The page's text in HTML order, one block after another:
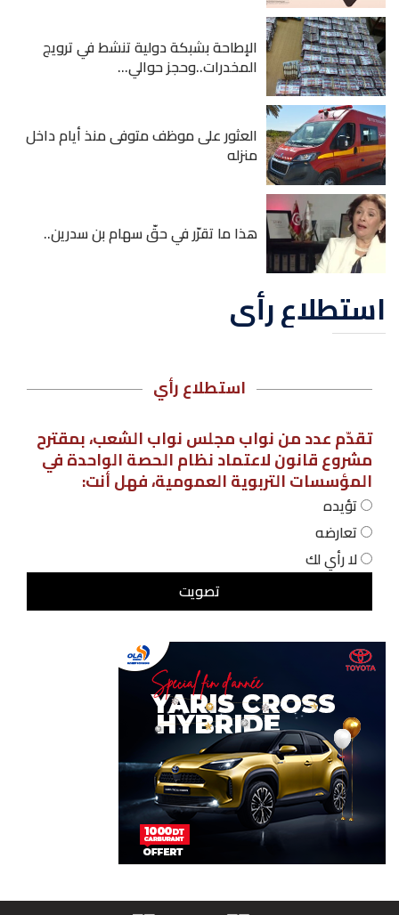
الإطاحة بشبكة دولية تنشط في ترويج
المخدرات..وحجز حوالي...
العثور على موظف متوفى منذ أيام داخل
منزله
هذا ما تقرّر في حقّ سهام بن سدرين..
استطلاع رأي
استطلاع رأي
تقدّم عدد من نواب مجلس نواب الشعب، بمقترح
مشروع قانون لاعتماد نظام الحصة الواحدة في
المؤسسات التربوية العمومية، فهل أنت:
تؤيده
تعارضه
لا رأي لك